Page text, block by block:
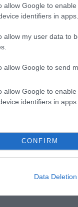
allow Google to
identifiers in apps.
allow my user data to
allow Google to send
allow Google to
identifiers in apps.
CONFIRM
Data Deletion